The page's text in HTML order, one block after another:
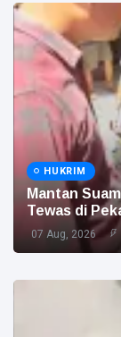
HUKRIM
Mantan
Tewas di
07 Aug, 2026